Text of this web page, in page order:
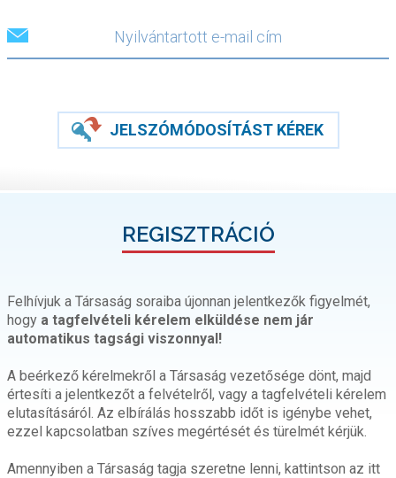
JELSZÓMÓDOSÍTÁST KÉREK
REGISZTRÁCIÓ
Felhívjuk a Társaság soraiba újonnan jelentkezők figyelmét,
hogy a tagfelvételi kérelem elküldése nem jár
automatikus tagsági viszonnyal!
A beérkező kérelmekről a Társaság vezetősége dönt, majd
értesíti a jelentkezőt a felvételről, vagy a tagfelvételi kérelem
elutasításáról. Az elbírálás hosszabb időt is igénybe vehet,
ezzel kapcsolatban szíves megértését és türelmét kérjük.
Amennyiben a Társaság tagja szeretne lenni, kattintson az itt